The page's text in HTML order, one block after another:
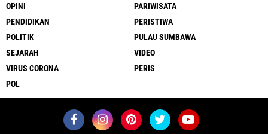
OPINI
PARIWISATA
PENDIDIKAN
PERISTIWA
POLITIK
PULAU SUMBAWA
SEJARAH
VIDEO
VIRUS CORONA
PERIS
POL